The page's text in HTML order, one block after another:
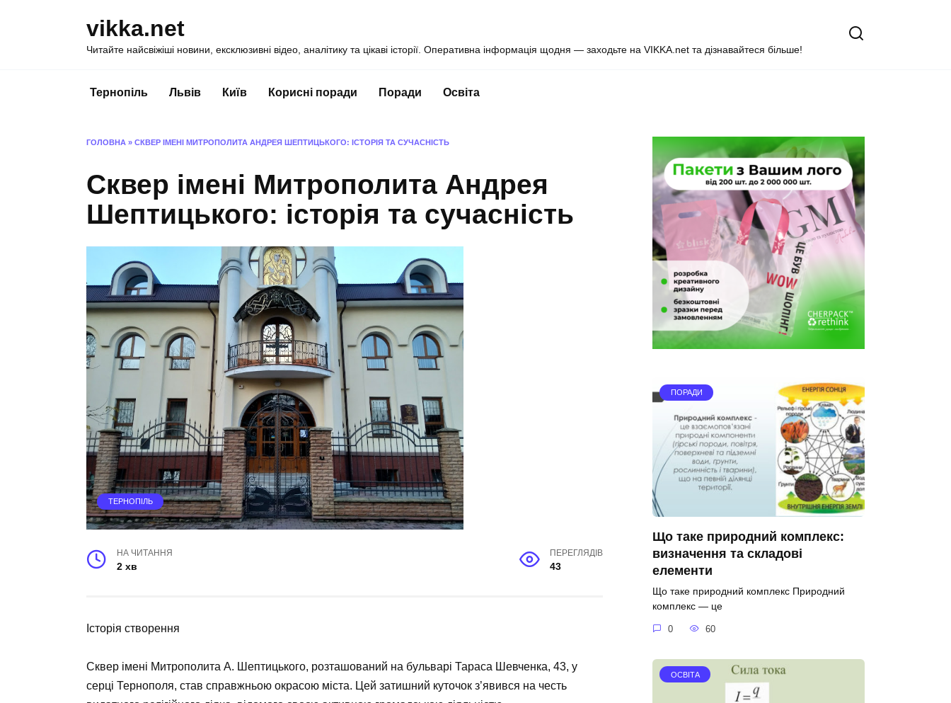
vikka.net
Читайте найсвіжіші новини, ексклюзивні відео, аналітику та цікаві історії. Оперативна інформація щодня — заходьте на VIKKA.net та дізнавайтеся більше!
Тернопіль Львів Київ Корисні поради Поради Освіта
ГОЛОВНА » СКВЕР ІМЕНІ МИТРОПОЛИТА АНДРЕЯ ШЕПТИЦЬКОГО: ІСТОРІЯ ТА СУЧАСНІСТЬ
Сквер імені Митрополита Андрея
Шептицького: історія та сучасність
ТЕРНОПІЛЬ
НА ЧИТАННЯ
2 хв
ПЕРЕГЛЯДІВ
43
Історія створення
Сквер імені Митрополита А. Шептицького, розташований на бульварі Тараса Шевченка, 43, у
серці Тернополя, став справжньою окрасою міста. Цей затишний куточок з’явився на честь
ПОРАДИ
Що таке природний комплекс:
визначення та складові
елементи
Що таке природний комплекс Природний
комплекс — це
0 60
ОСВІТА